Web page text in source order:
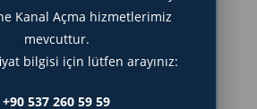
DEVAMINI OKU »
Kanal Açma hizmetlerimiz
mevcuttur.
bilgisi için lütfen arayınız:
+90 537 260 59 59